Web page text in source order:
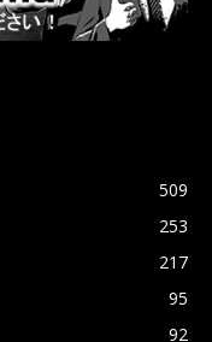
509
253
217
95
92